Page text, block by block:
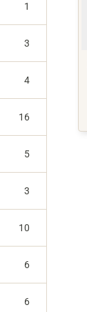
1
3
4
16
5
3
10
6
6